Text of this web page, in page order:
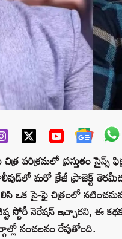
పరిశ్రమలో ప్రస్తుతం సైన్స్
మరో క్రేజీ ప్రాజెక్ట్
ఒక సై-ఫై చిత్రంలో
స్టోరీ నెరేషన్ ఇచ్చారని, ఈ
సంచలనం రేపుతోంది.